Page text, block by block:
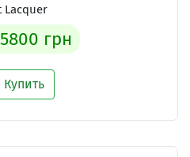
Lacquer
грн
Купить